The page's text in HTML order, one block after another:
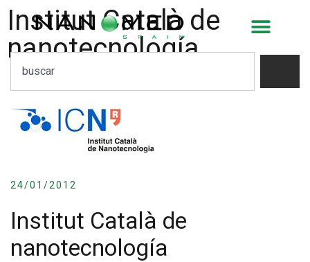
Institut Català de
nanotecnología
24/01/2012
Institut Català de
nanotecnología